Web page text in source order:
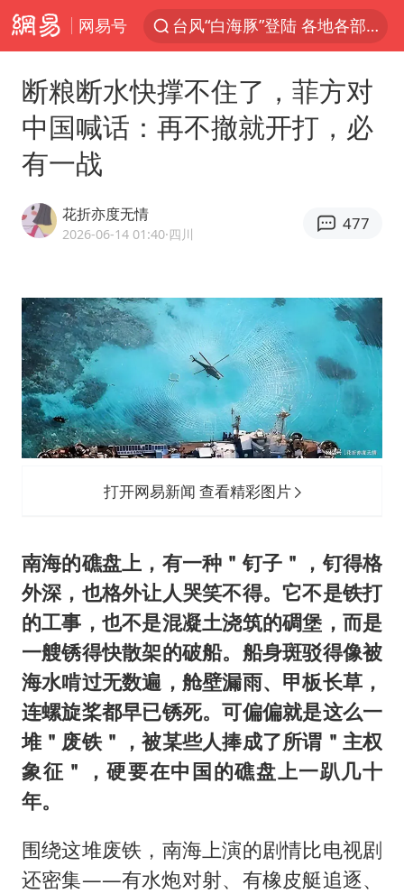
网易号
台风“白海豚”登陆 各地各部门全力应对
人形机器人第一股
江苏昆山升级发布暴雨红警
4.2平卫生间补漏注胶花1.55万
白海豚路径图
宇树申购 中一签有望赚20万元
白海豚可深入内陆制造大范围风雨
5万小车卖不动 微型代步车集体遇冷
从科技创新看开局起步的时与势
断粮断水快撑不住了，菲方对
中国喊话：再不撤就开打，必
有一战
花折亦度无情
2026-06-14 01:40·四川
477
打开网易新闻 查看精彩图片
南海的礁盘上，有一种＂钉子＂，钉得格
外深，也格外让人哭笑不得。它不是铁打
的工事，也不是混凝土浇筑的碉堡，而是
一艘锈得快散架的破船。船身斑驳得像被
海水啃过无数遍，舱壁漏雨、甲板长草，
连螺旋桨都早已锈死。可偏偏就是这么一
堆＂废铁＂，被某些人捧成了所谓＂主权
象征＂，硬要在中国的礁盘上一趴几十
年。
围绕这堆废铁，南海上演的剧情比电视剧
还密集——有水炮对射、有橡皮艇追逐、